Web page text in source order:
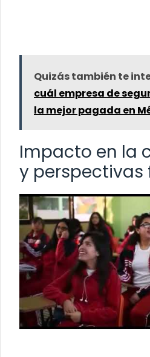
Quizás también te
cuál empresa de
la mejor pagada en
Impacto en la
y perspectivas